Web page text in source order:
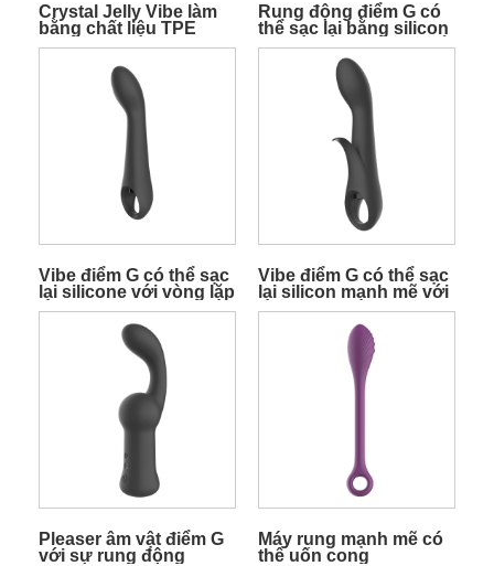
Crystal Jelly Vibe làm
bằng chất liệu TPE
Rung động điểm G có
thể sạc lại bằng silicon
với độ rung sâu có thể
nghe được
Vibe điểm G có thể sạc
lại silicone với vòng lặp
Vibe điểm G có thể sạc
lại silicon mạnh mẽ với
vòng lặp và con thỏ
Pleaser âm vật điểm G
với sự rung động
Máy rung mạnh mẽ có
thể uốn cong